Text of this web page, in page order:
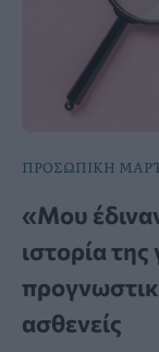
ΠΡΟΣΩΠΙΚΗ
«Μου
ιστορία
ασθενείς